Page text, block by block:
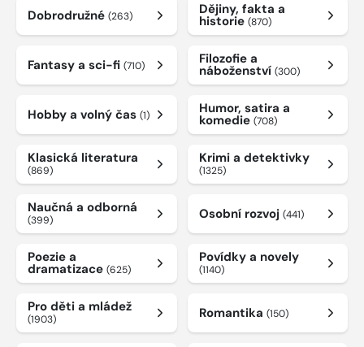
Dobrodružné (263) Dějiny, fakta a
historie (870)
Fantasy a sci-fi (710) Filozofie a
náboženství (300)
Hobby a volný čas (1) Humor, satira a
komedie (708)
Klasická literatura
(869)
Krimi a detektivky
(1325)
Naučná a odborná
(399) Osobní rozvoj (441)
Poezie a
dramatizace (625)
Povídky a novely
(1140)
Pro děti a mládež
(1903) Romantika (150)